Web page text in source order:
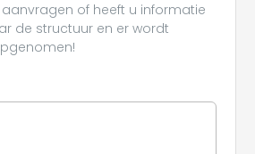
aanvragen of heeft u informatie
de structuur en er wordt